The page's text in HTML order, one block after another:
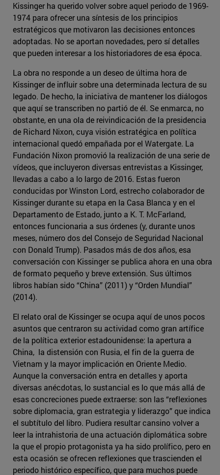
Kissinger ha querido volver sobre aquel periodo de 1969-
1974 para ofrecer una síntesis de los principios
estratégicos que motivaron las decisiones entonces
adoptadas. No se aportan novedades, pero sí detalles
que pueden interesar a los historiadores de esa época.
La obra no responde a un deseo de última hora de
Kissinger de influir sobre una determinada lectura de su
legado. De hecho, la iniciativa de mantener los diálogos
que aquí se transcriben no partió de él. Se enmarca, no
obstante, en una ola de reivindicación de la presidencia
de Richard Nixon, cuya visión estratégica en política
internacional quedó empañada por el Watergate. La
Fundación Nixon promovió la realización de una serie de
vídeos, que incluyeron diversas entrevistas a Kissinger,
llevadas a cabo a lo largo de 2016. Estas fueron
conducidas por Winston Lord, estrecho colaborador de
Kissinger durante su etapa en la Casa Blanca y en el
Departamento de Estado, junto a K. T. McFarland,
entonces funcionaria a sus órdenes (y, durante unos
meses, número dos del Consejo de Seguridad Nacional
con Donald Trump). Pasados más de dos años, esa
conversación con Kissinger se publica ahora en una obra
de formato pequeño y breve extensión. Sus últimos
libros habían sido “China” (2011) y “Orden Mundial”
(2014).
El relato oral de Kissinger se ocupa aquí de unos pocos
asuntos que centraron su actividad como gran artífice
de la política exterior estadounidense: la apertura a
China, la distensión con Rusia, el fin de la guerra de
Vietnam y la mayor implicación en Oriente Medio.
Aunque la conversación entra en detalles y aporta
diversas anécdotas, lo sustancial es lo que más allá de
esas concreciones puede extraerse: son las “reflexiones
sobre diplomacia, gran estrategia y liderazgo” que indica
el subtítulo del libro. Pudiera resultar cansino volver a
leer la intrahistoria de una actuación diplomática sobre
la que el propio protagonista ya ha sido prolífico, pero en
esta ocasión se ofrecen reflexiones que trascienden el
periodo histórico específico, que para muchos puede